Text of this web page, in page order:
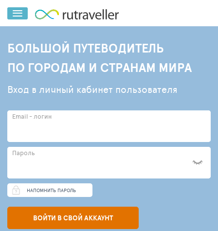
БОЛЬШОЙ ПУТЕВОДИТЕЛЬ
ПО ГОРОДАМ И СТРАНАМ МИРА
Вход в личный кабинет пользователя
Email - логин
Пароль
НАПОМНИТЬ ПАРОЛЬ
ВОЙТИ В СВОЙ АККАУНТ